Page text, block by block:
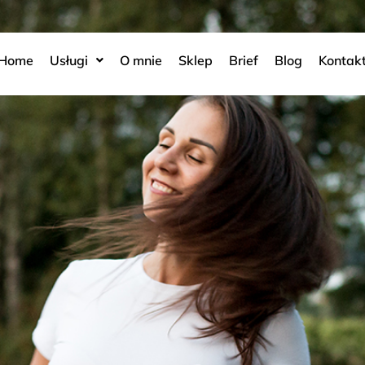
Usługi O mnie Sklep Brief Blog